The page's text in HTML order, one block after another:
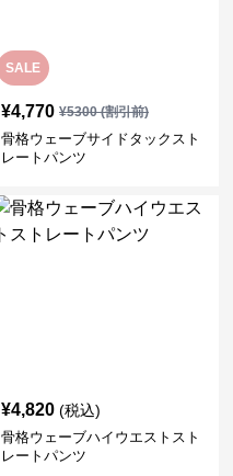
SALE
¥4,770 ¥5300(割引前)
骨格ウェーブサイドタックスト
レートパンツ
¥4,820 (税込)
骨格ウェーブハイウエストスト
レートパンツ